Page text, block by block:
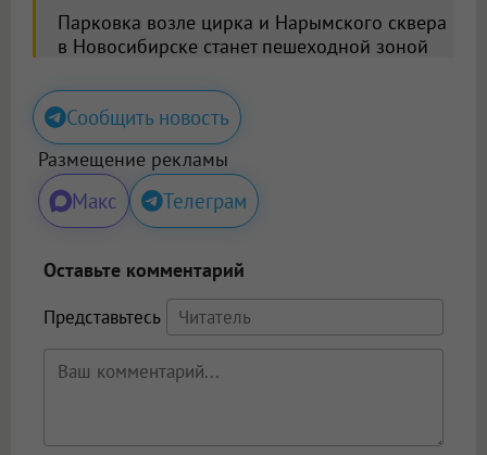
Парковка возле цирка и Нарымского сквера
в Новосибирске станет пешеходной зоной
Сообщить новость
Размещение рекламы
Макс Телеграм
Оставьте комментарий
Представьтесь